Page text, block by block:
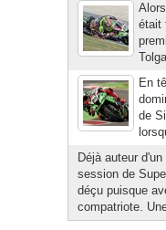
était
En
de
Déjà auteur
session de
déçu puisque
compatriote.